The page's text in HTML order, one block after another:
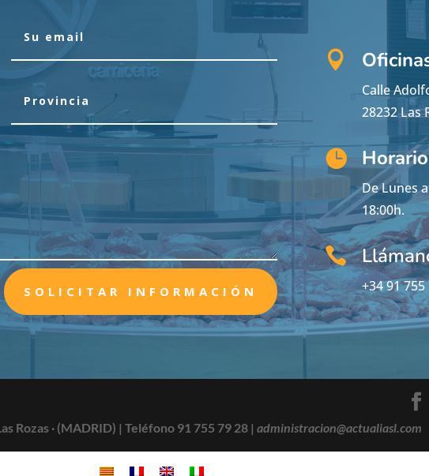
SOLICITAR INFORMACIÓN

Calle
28232 Las
 Horario
De Lunes
18:00h.

+34 91 755
Rozas · (MADRID) |Teléfono 91 755 79 28 |administracion@actualiasl.com